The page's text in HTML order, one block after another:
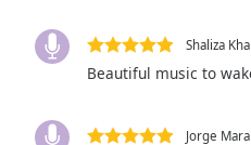
off,
selected
Shaliza
Beautiful music to
Jorge